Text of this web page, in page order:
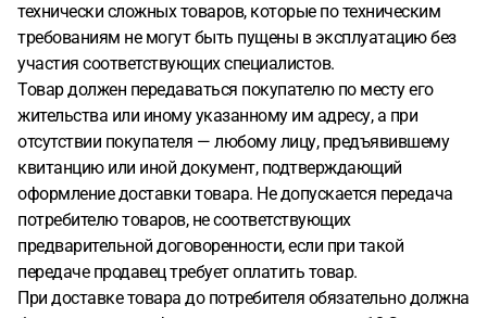
технически сложных товаров, которые по техническим
требованиям не могут быть пущены в эксплуатацию без
участия соответствующих специалистов.
Товар должен передаваться покупателю по месту его
жительства или иному указанному им адресу, а при
отсутствии покупателя — любому лицу, предъявившему
квитанцию или иной документ, подтверждающий
оформление доставки товара. Не допускается передача
потребителю товаров, не соответствующих
предварительной договоренности, если при такой
передаче продавец требует оплатить товар.
При доставке товара до потребителя обязательно должна